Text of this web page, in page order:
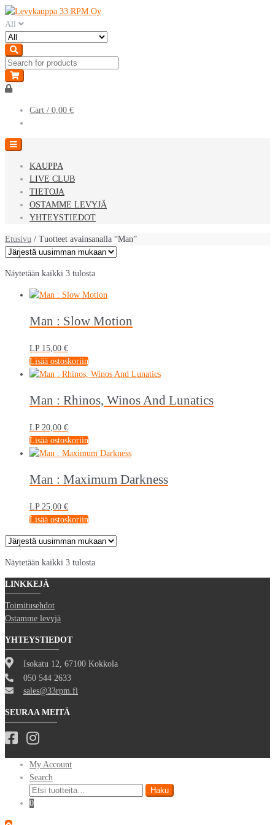
Skip
to
navigation
Skip
to
content
All
Cart / 0,00 €
KAUPPA
LIVE CLUB
TIETOJA
OSTAMME LEVYJÄ
YHTEYSTIEDOT
Etusivu / Tuotteet avainsanalla “Man”
Näytetään kaikki 3 tulostaSorted
latest
Man : Slow Motion
LP 15,00 €
Lisää ostoskoriin
Man : Rhinos, Winos And Lunatics
LP 20,00 €
Lisää ostoskoriin
Man : Maximum Darkness
LP 25,00 €
Lisää ostoskoriin
Näytetään kaikki 3 tulostaSorted
LINKKEJÄ
Toimitusehdot
Ostamme levyjä
YHTEYSTIEDOT
Isokatu 12, 67100 Kokkola
050 544 2633
sales@33rpm.fi
SEURAA MEITÄ
My Account
Search
Etsi:
Haku
0